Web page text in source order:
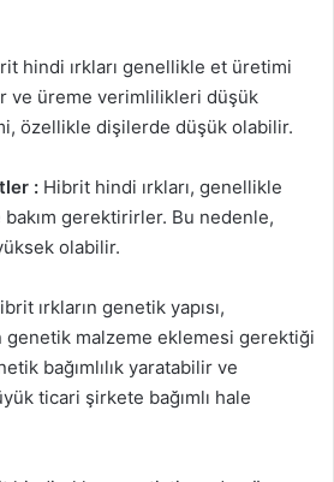
hindi ırkları genellikle et üretimi
ve üreme verimlilikleri düşük
özellikle dişilerde düşük olabilir.
: Hibrit hindi ırkları, genellikle
gerektirirler. Bu nedenle,
olabilir.
ırkların genetik yapısı,
genetik malzeme eklemesi gerektiği
bağımlılık yaratabilir ve
ticari şirkete bağımlı hale